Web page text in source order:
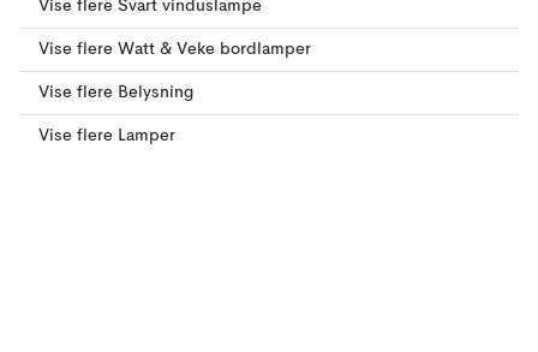
Vise flere Svart vinduslampe
Vise flere Watt & Veke bordlamper
Vise flere Belysning
Vise flere Lamper